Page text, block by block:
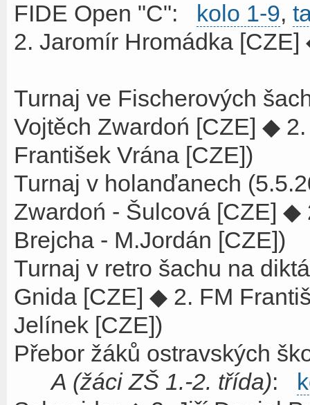
FIDE Open "C":
kolo 1-9,
2. Jaromír Hromádka
Turnaj ve Fischerových
Vojtěch Zwardoń [CZE] ◆
František Vrána [CZE])
Turnaj v holanďanech
Zwardoń - Šulcová [CZE]
Brejcha - M.Jordán [CZE])
Turnaj v retro šachu na
Gnida [CZE] ◆ 2. FM
Jelínek [CZE])
Přebor žáků ostravských
A (žáci ZŠ 1.-2. třída):